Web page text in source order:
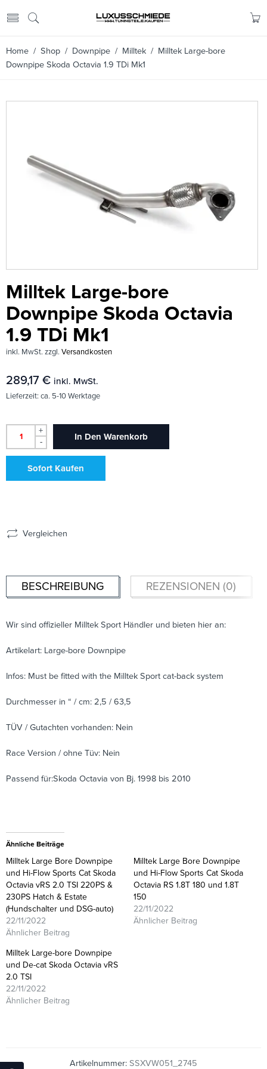
Home / Shop / Downpipe / Milltek / Milltek Large-bore
Downpipe Skoda Octavia 1.9 TDi Mk1
Milltek Large-bore
Downpipe Skoda Octavia
1.9 TDi Mk1
inkl. MwSt. zzgl. Versandkosten
289,17 € inkl. MwSt.
Lieferzeit: ca. 5-10 Werktage
+
-
In Den Warenkorb
Sofort Kaufen
Vergleichen
BESCHREIBUNG REZENSIONEN (0)
Wir sind offizieller Milltek Sport Händler und bieten hier an:
Artikelart: Large-bore Downpipe
Infos: Must be fitted with the Milltek Sport cat-back system
Durchmesser in “ / cm: 2,5 / 63,5
TÜV / Gutachten vorhanden: Nein
Race Version / ohne Tüv: Nein
Passend für:Skoda Octavia von Bj. 1998 bis 2010
Ähnliche Beiträge
Milltek Large Bore Downpipe
und Hi-Flow Sports Cat Skoda
Octavia vRS 2.0 TSI 220PS &
230PS Hatch & Estate
(Hundschalter und DSG-auto)
22/11/2022
Ähnlicher Beitrag
Milltek Large Bore Downpipe
und Hi-Flow Sports Cat Skoda
Octavia RS 1.8T 180 und 1.8T
150
22/11/2022
Ähnlicher Beitrag
Milltek Large-bore Downpipe
und De-cat Skoda Octavia vRS
2.0 TSI
22/11/2022
Ähnlicher Beitrag
Artikelnummer: SSXVW051_2745